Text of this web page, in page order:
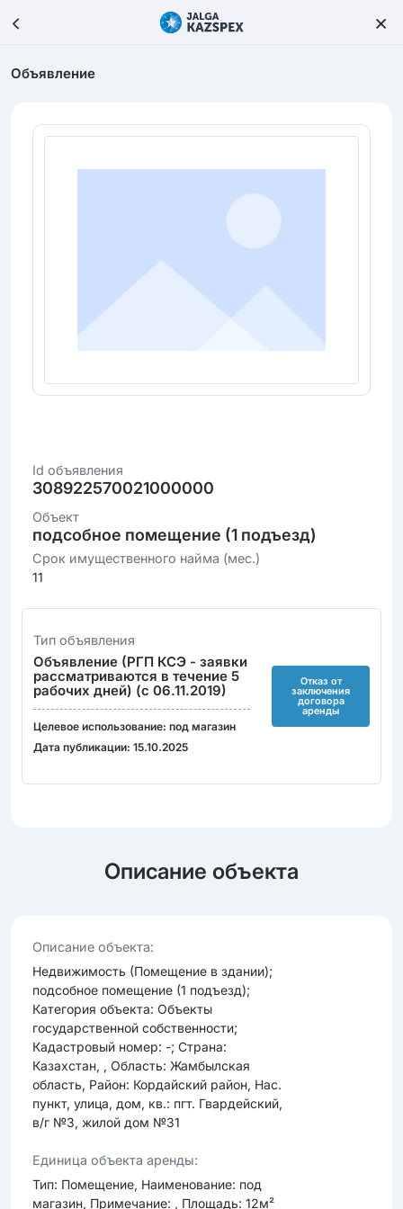
Объявление
Id объявления
308922570021000000
Объект
подсобное помещение (1 подъезд)
Срок имущественного найма (мес.)
11
Тип объявления
Объявление (РГП КСЭ - заявки
рассматриваются в течение 5
рабочих дней) (с 06.11.2019)
Целевое использование: под магазин
Дата публикации: 15.10.2025
Отказ от
заключения
договора
аренды
Описание объекта
Опиcание объекта:
Недвижимость (Помещение в здании);
подсобное помещение (1 подъезд);
Категория объекта: Объекты
государственной собственности;
Кадастровый номер: -; Страна:
Казахстан, , Область: Жамбылская
область, Район: Кордайский район, Нас.
пункт, улица, дом, кв.: пгт. Гвардейский,
в/г №3, жилой дом №31
Единица объекта аренды:
Тип: Помещение, Наименование: под
магазин, Примечание: , Площадь: 12м²